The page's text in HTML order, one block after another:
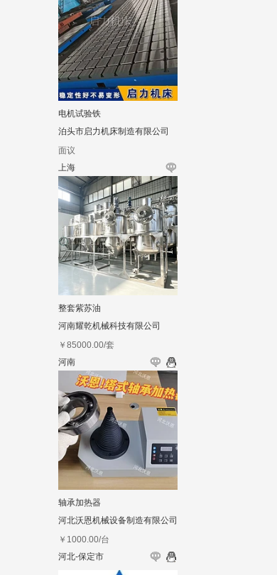
电机试验铁
泊头市启力机床制造有限公司
面议
上海
整套紫苏油
河南耀乾机械科技有限公司
￥ 85000.00/套
河南
轴承加热器
河北沃恩机械设备制造有限公司
￥ 1000.00/台
河北-保定市